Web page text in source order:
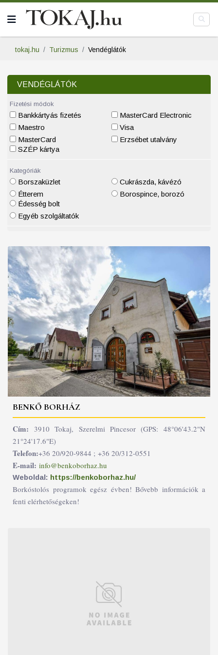
tokaj.hu Turizmus Vendéglátók
VENDÉGLÁTÓK
Fizetési módok
Bankkártyás fizetés
Maestro
MasterCard
MasterCard Electronic
Visa
Erzsébet utalvány
SZÉP kártya
Kategóriák
Borszaküzlet
Étterem
Cukrászda, kávézó
Borospince, borozó
Édesség bolt
Egyéb szolgáltatók
BENKŐ BORHÁZ
Cím: 3910 Tokaj, Szerelmi Pincesor (GPS: 48°06'43.2"N
21°24'17.6"E)
Telefon:+36 20/920-9844 ; +36 20/312-0551
E-mail: info@benkoborhaz.hu
Weboldal: https://benkoborhaz.hu/
Borkóstolós programok egész évben! Bővebb információk a
fenti elérhetőségeken!